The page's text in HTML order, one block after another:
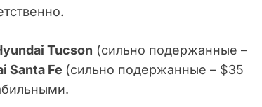
Tucson (сильно подержанные –
Santa Fe (сильно подержанные – $35